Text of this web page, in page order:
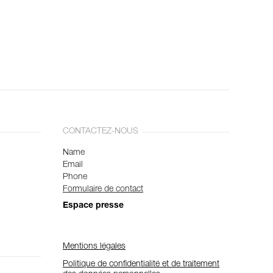
CONTACTEZ-NOUS
Name
Email
Phone
Formulaire de contact
Espace presse
Mentions légales
Politique de confidentialité et de traitement